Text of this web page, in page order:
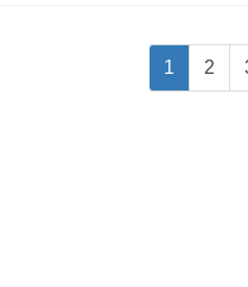
固
定
1
固
定
2